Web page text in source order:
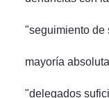
"seguimiento de
mayoría
"delegados